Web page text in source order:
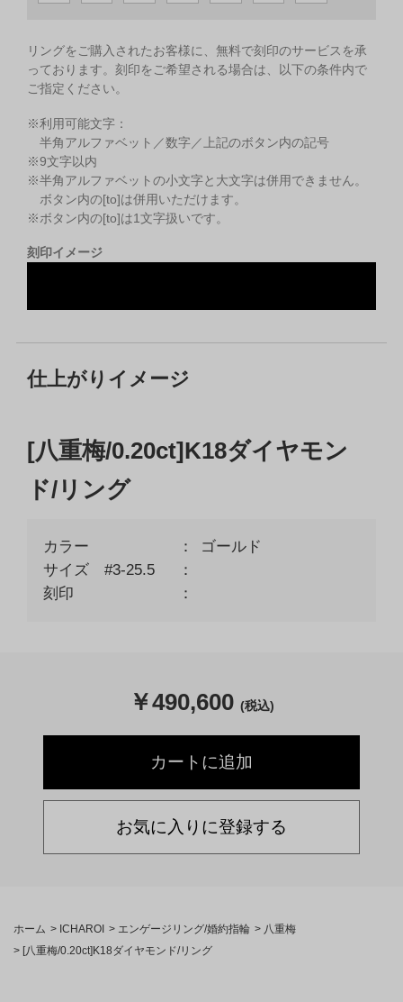
リングをご購入されたお客様に、無料で刻印のサービスを承
っております。 刻印をご希望される場合は、以下の条件内で
ご指定ください。
※利用可能文字：
半角アルファベット／数字／上記のボタン内の記号
※9文字以内
※半角アルファベットの小文字と大文字は併用できません。
ボタン内の[to]は併用いただけます。
※ボタン内の[to]は1文字扱いです。
刻印イメージ
仕上がりイメージ
[八重梅/0.20ct]K18ダイヤモン
ド/リング
カラー
ゴールド
サイズ #3-25.5
刻印
￥490,600 (税込)
お気に入りに登録する
ホーム > ICHAROI > エンゲージリング/婚約指輪 > 八重梅
> [八重梅/0.20ct]K18ダイヤモンド/リング